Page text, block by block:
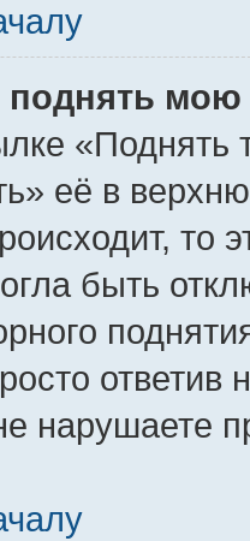
поднять мою
«Поднять
её в
то
быть
ответив
нарушаете